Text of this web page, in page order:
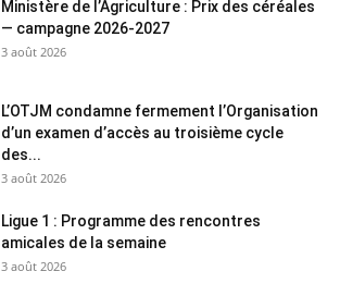
Ministère de l’Agriculture : Prix des céréales
— campagne 2026-2027
3 août 2026
L’OTJM condamne fermement l’Organisation
d’un examen d’accès au troisième cycle
des...
3 août 2026
Ligue 1 : Programme des rencontres
amicales de la semaine
3 août 2026